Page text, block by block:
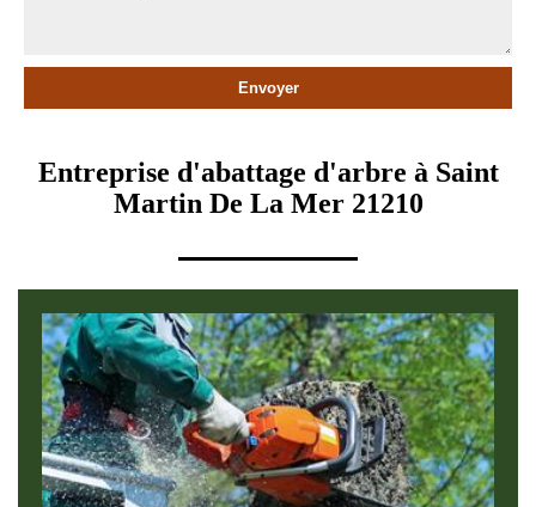
Entreprise d'abattage d'arbre à Saint
Martin De La Mer 21210